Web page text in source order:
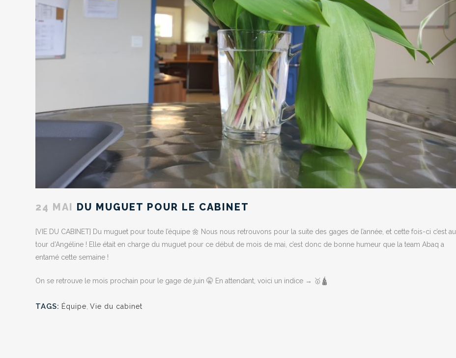
24 MAI DU MUGUET POUR LE CABINET
[VIE DU CABINET] Du muguet pour toute l’équipe 🌼 Nous nous retrouvons pour la suite des gages de l’année, et cette fois-ci c’est au
tour d’Angéline ! Elle était en charge du muguet pour ce début de mois de mai, c’est donc de bonne humeur que la team Abaq a
entamé cette semaine !
On se retrouve le mois prochain pour le gage de juin 🤫 En attendant, voici un indice → 🥇🛕
TAGS: Équipe Vie du cabinet